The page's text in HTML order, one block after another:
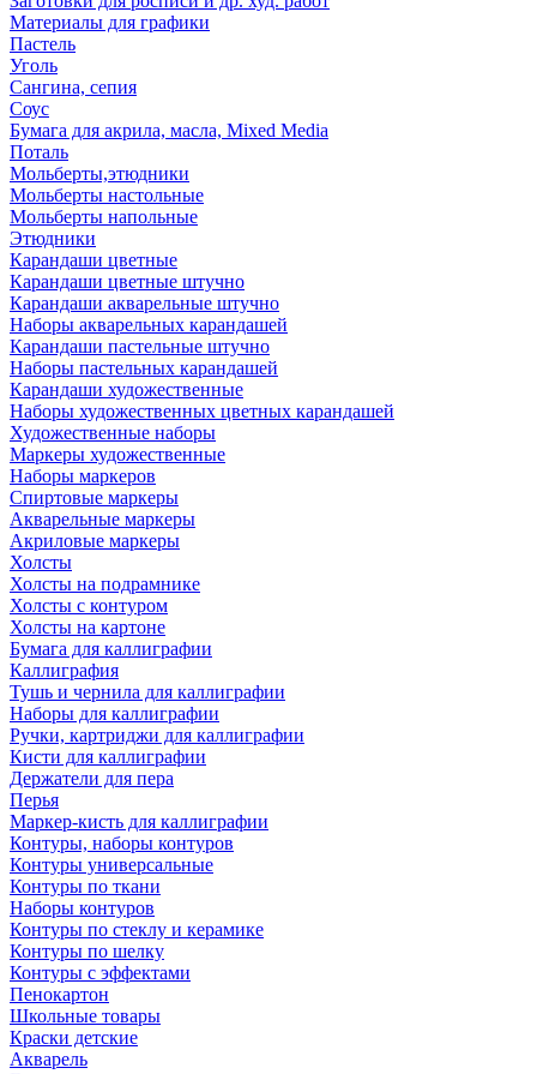
Материалы для графики
Пастель
Уголь
Сангина, сепия
Соус
Бумага для акрила, масла, Mixed Media
Поталь
Мольберты,этюдники
Мольберты настольные
Мольберты напольные
Этюдники
Карандаши цветные
Карандаши цветные штучно
Карандаши акварельные штучно
Наборы акварельных карандашей
Карандаши пастельные штучно
Наборы пастельных карандашей
Карандаши художественные
Наборы художественных цветных карандашей
Художественные наборы
Маркеры художественные
Наборы маркеров
Спиртовые маркеры
Акварельные маркеры
Акриловые маркеры
Холсты
Холсты на подрамнике
Холсты с контуром
Холсты на картоне
Бумага для каллиграфии
Каллиграфия
Тушь и чернила для каллиграфии
Наборы для каллиграфии
Ручки, картриджи для каллиграфии
Кисти для каллиграфии
Держатели для пера
Перья
Маркер-кисть для каллиграфии
Контуры, наборы контуров
Контуры универсальные
Контуры по ткани
Наборы контуров
Контуры по стеклу и керамике
Контуры по шелку
Контуры с эффектами
Пенокартон
Школьные товары
Краски детские
Акварель